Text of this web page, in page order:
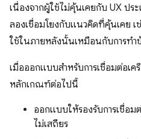
เนื่องจากผู้ใช้ไม่คุ้นเคยกับ UX ปร
ลองเชื่อมโยงกับแนวคิดที่คุ้นเคย เ
ใช้ในภายหลังนั้นเหมือนกับการท
เมื่อออกแบบสำหรับการเชื่อมต่อเค
หลักเกณฑ์ต่อไปนี้
ออกแบบให้รองรับการเชื่อม
ไม่เสถียร